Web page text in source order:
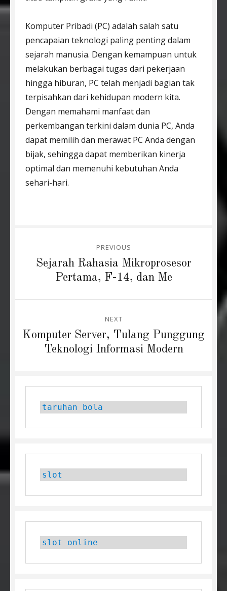
Komputer Pribadi (PC) adalah salah satu
pencapaian teknologi paling penting dalam
sejarah manusia. Dengan kemampuan untuk
melakukan berbagai tugas dari pekerjaan
hingga hiburan, PC telah menjadi bagian tak
terpisahkan dari kehidupan modern kita.
Dengan memahami manfaat dan
perkembangan terkini dalam dunia PC, Anda
dapat memilih dan merawat PC Anda dengan
bijak, sehingga dapat memberikan kinerja
optimal dan memenuhi kebutuhan Anda
sehari-hari.
navigation
PREVIOUS
PreviousSejarah Rahasia Mikroprosesor
Pertama, F-14, dan Me
NEXT
Next
Komputer Server, Tulang Punggung
Teknologi Informasi Modern
taruhan bola
slot
slot online